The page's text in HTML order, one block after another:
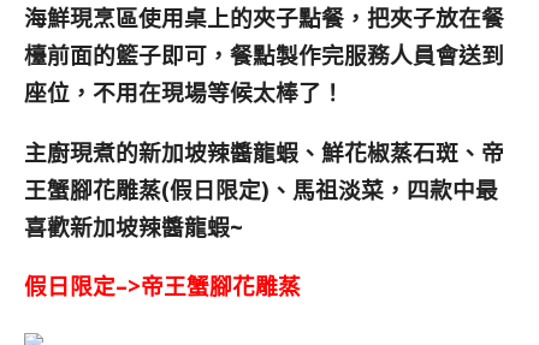
海鮮現烹區使用桌上的夾子點餐，把夾子放在餐
檯前面的籃子即可，餐點製作完服務人員會送到
座位，不用在現場等候太棒了！
主廚現煮的新加坡辣醬龍蝦、鮮花椒蒸石斑、帝
王蟹腳花雕蒸(假日限定)、馬祖淡菜，四款中最
喜歡新加坡辣醬龍蝦~
假日限定–>帝王蟹腳花雕蒸